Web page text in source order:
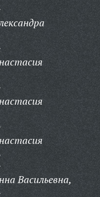
Васильевна,